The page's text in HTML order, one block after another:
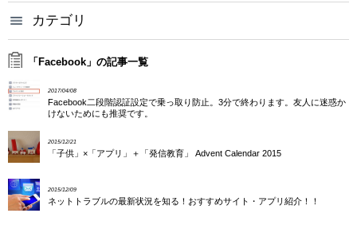
つながる世界の歩き方とは？
カテゴリ
いじめ
犯罪
炎上
調査データ
「Facebook」の記事一覧
2017/04/08
Facebook二段階認証設定で乗っ取り防止。3分で終わります。友人に迷惑か
けないためにも推奨です。
2015/12/21
「子供」×「アプリ」＋「発信教育」 Advent Calendar 2015
2015/12/09
ネットトラブルの最新状況を知る！おすすめサイト・アプリ紹介！！